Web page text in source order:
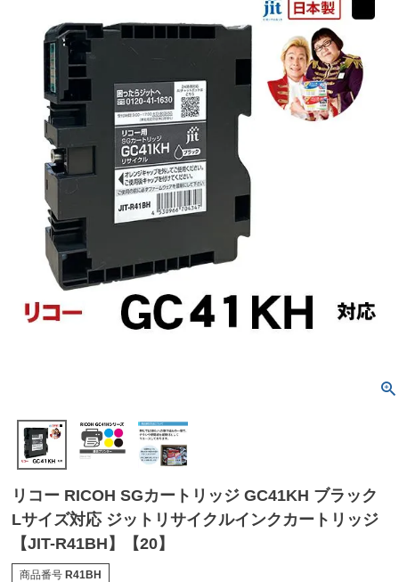
リコー RICOH SGカートリッジ GC41KH ブラック
Lサイズ対応 ジットリサイクルインクカートリッジ
【JIT-R41BH】【20】
商品番号 R41BH